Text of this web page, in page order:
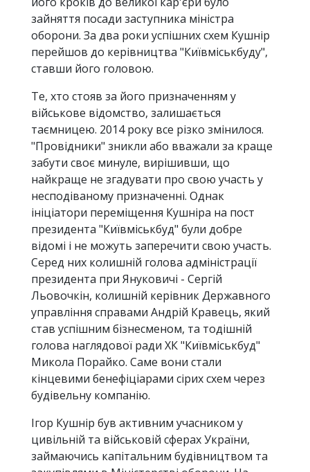
зайняття посади заступника міністра
оборони. За два роки успішних схем Кушнір
перейшов до керівництва "Київміськбуду",
ставши його головою.
Те, хто стояв за його призначенням у
військове відомство, залишається
таємницею. 2014 року все різко змінилося.
"Провідники" зникли або вважали за краще
забути своє минуле, вирішивши, що
найкраще не згадувати про свою участь у
несподіваному призначенні. Однак
ініціатори переміщення Кушніра на пост
президента "Київміськбуд" були добре
відомі і не можуть заперечити свою участь.
Серед них колишній голова адміністрації
президента при Януковичі - Сергій
Льовочкін, колишній керівник Державного
управління справами Андрій Кравець, який
став успішним бізнесменом, та тодішній
голова наглядової ради ХК "Київміськбуд"
Микола Порайко. Саме вони стали
кінцевими бенефіціарами сірих схем через
будівельну компанію.
Ігор Кушнір був активним учасником у
цивільній та військовій сферах України,
займаючись капітальним будівництвом та